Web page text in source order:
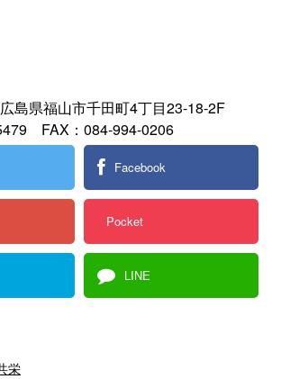
県福山市千田町4丁目23-18-2F
FAX：084-994-0206
Facebook
Pocket
LINE
栄